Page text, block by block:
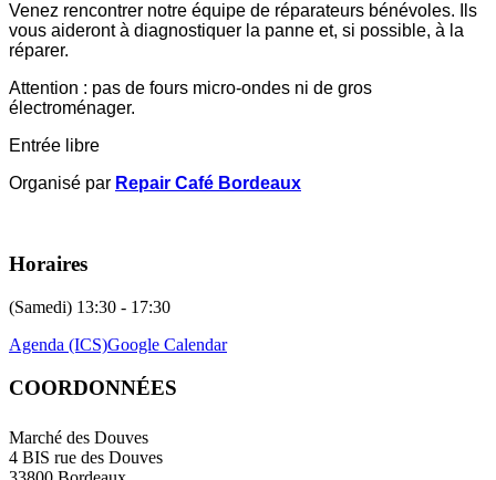
Venez rencontrer notre équipe de réparateurs bénévoles. Ils
vous aideront à diagnostiquer la panne et, si possible, à la
réparer.
Attention : pas de fours micro-ondes ni de gros
électroménager.
Entrée libre
Organisé par Repair Café Bordeaux
Horaires
(Samedi) 13:30 - 17:30
Agenda (ICS)Google Calendar
COORDONNÉES
Marché des Douves
4 BIS rue des Douves